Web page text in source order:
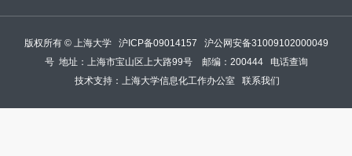
版权所有 ©上海大学 沪ICP备09014157
沪公网安备31009102000049
号地址：上海市宝山区上大路99号 邮编：200444
电话查询
技术支持： 上海大学信息化工作办公室 联系我们